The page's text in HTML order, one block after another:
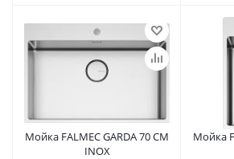
Мойка FALMEC GARDA 70 CM
INOX
Мойка